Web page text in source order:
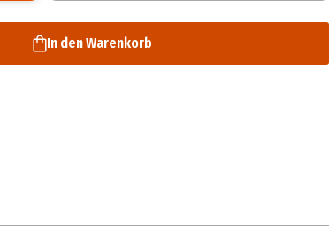
In den Warenkorb